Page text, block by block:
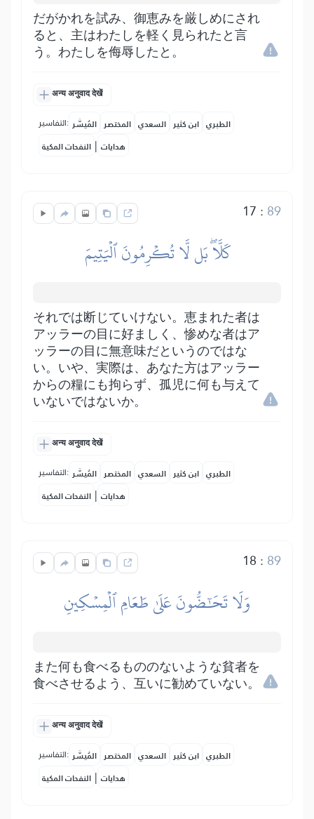
だがかれを試み、御恵みを厳しめにされ
ると、主はわたしを軽く見られたと言
う。わたしを侮辱したと。
अन्य अनुवाद देखें
التفاسير: المُيسَّر المختصر السعدي ابن كثير الطبري
النفحات المكية | هدايات
17 : 89
كَلَّاۖ بَل لَّا تُكۡرِمُونَ ٱلۡيَتِيمَ
それでは断じていけない。恵まれた者は
アッラーの目に好ましく、惨めな者はア
ッラーの目に無意味だというのではな
い。いや、実際は、あなた方はアッラー
からの糧にも拘らず、孤児に何も与えて
いないではないか。
अन्य अनुवाद देखें
التفاسير: المُيسَّر المختصر السعدي ابن كثير الطبري
النفحات المكية | هدايات
18 : 89
وَلَا تَحَٰٓضُّونَ عَلَىٰ طَعَامِ ٱلۡمِسۡكِينِ
また何も食べるもののないような貧者を
食べさせるよう、互いに勧めていない。
अन्य अनुवाद देखें
التفاسير: المُيسَّر المختصر السعدي ابن كثير الطبري
النفحات المكية | هدايات